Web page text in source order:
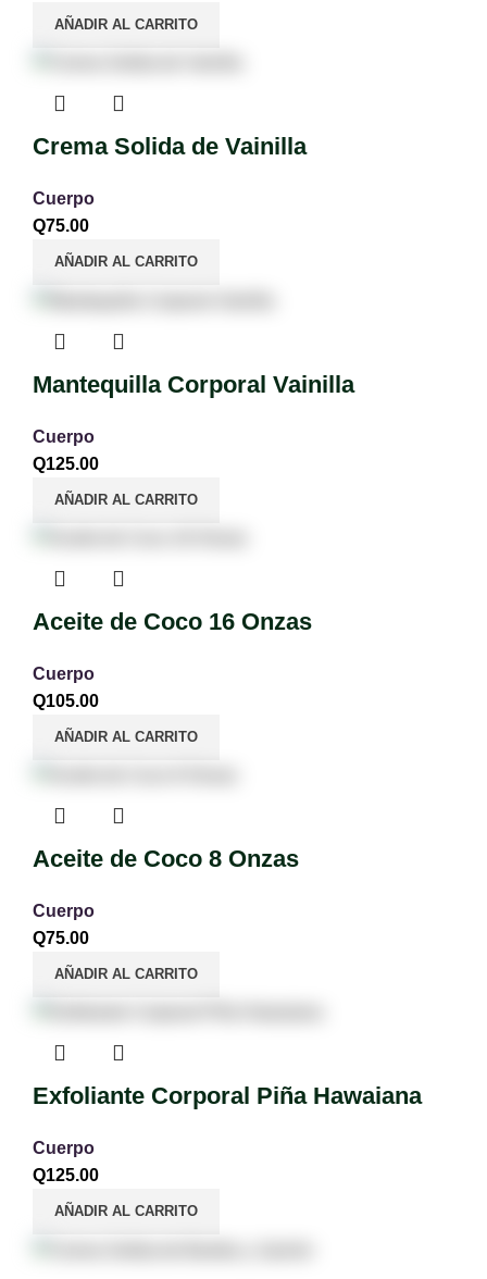
AÑADIR AL CARRITO
Crema Solida de Vainilla
Cuerpo
Q75.00
AÑADIR AL CARRITO
Mantequilla Corporal Vainilla
Cuerpo
Q125.00
AÑADIR AL CARRITO
Aceite de Coco 16 Onzas
Cuerpo
Q105.00
AÑADIR AL CARRITO
Aceite de Coco 8 Onzas
Cuerpo
Q75.00
AÑADIR AL CARRITO
Exfoliante Corporal Piña Hawaiana
Cuerpo
Q125.00
AÑADIR AL CARRITO